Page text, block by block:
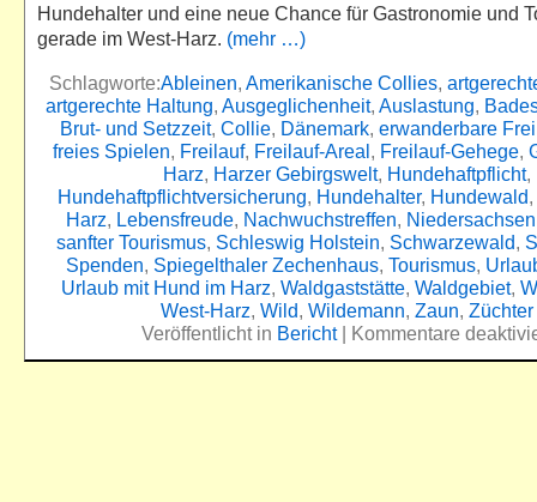
Hundehalter und eine neue Chance für Gastronomie und
gerade im West-Harz. (mehr …)
Schlagworte:Ableinen, Amerikanische Collies,
artgerechte Haltung, Ausgeglichenheit, Auslastung,
Brut- und Setzzeit, Collie, Dänemark, erwanderbare
freies Spielen, Freilauf, Freilauf-Areal, Freilauf-Gehege,
Harz, Harzer Gebirgswelt, Hundehaftpflicht,
Hundehaftpflichtversicherung, Hundehalter, Hundewald,
Harz, Lebensfreude, Nachwuchstreffen, Niedersachsen
sanfter Tourismus, Schleswig Holstein, Schwarzewald,
Spenden, Spiegelthaler Zechenhaus, Tourismus,
Urlaub mit Hund im Harz, Waldgaststätte, Waldgebiet,
West-Harz, Wild, Wildemann, Zaun, Züchter
Veröffentlicht in Bericht| Kommentare